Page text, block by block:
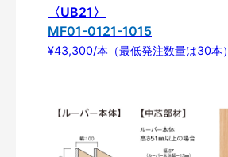
〈UB21〉
MF01-0121-1015
¥43,300/本（最低発注数量は30本）